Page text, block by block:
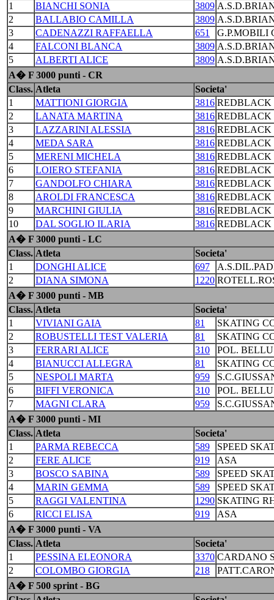
1
BIANCHI SONIA 3809
2
BALLABIO CAMILLA 3809
3
CADENAZZI RAFFAELLA 651
G.P.MOBILI
4
FALCONI BLANCA 3809
5
ALBERTI ALICE 3809
A� F 3000 punti - CR
Class. Atleta
Societa'
1
MATTIONI GIORGIA 3816 REDBLACK
2
LANATA MARTINA 3816 REDBLACK
3
LAZZARINI ALESSIA 3816 REDBLACK
4
MEDA SARA 3816 REDBLACK
5
MERENI MICHELA 3816 REDBLACK
6
LOIERO STEFANIA 3816 REDBLACK
7
GANDOLFO CHIARA 3816 REDBLACK
8
AROLDI FRANCESCA 3816 REDBLACK
9
MARCHINI GIULIA 3816 REDBLACK
10
DAL SOGLIO ILARIA 3816 REDBLACK
A� F 3000 punti - LC
Class. Atleta
Societa'
1
DONGHI ALICE 697
2
DIANA SIMONA 1220
A� F 3000 punti - MB
Class. Atleta
Societa'
1
VIVIANI GAIA 81
SKATING
2
ROBUSTELLI TEST VALERIA 81
SKATING
3
FERRARI ALICE 310
POL.
4
BIANUCCI ALLEGRA 81
SKATING
5
NESPOLI MARTA 959
6
BIFFI VERONICA 310
POL.
7
MAGNI CLARA 959
A� F 3000 punti - MI
Class. Atleta
Societa'
1
PARMA REBECCA 589
SPEED
2
FERE ALICE 919
ASA
3
BOSCO SABINA 589
SPEED
4
MARIN GEMMA 589
SPEED
5
RAGGI VALENTINA 1290 SKATING
6
RICCI ELISA 919
ASA
A� F 3000 punti - VA
Class. Atleta
Societa'
1
PESSINA ELEONORA 3370 CARDANO
2
COLOMBO GIORGIA 218
A� F 500 sprint - BG